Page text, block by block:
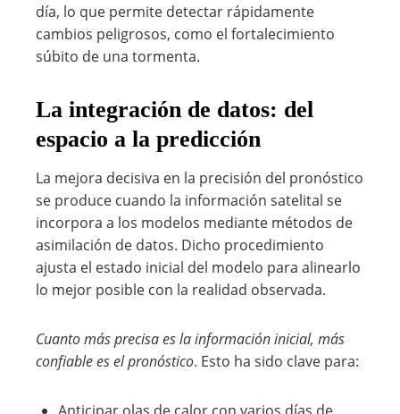
día, lo que permite detectar rápidamente
cambios peligrosos, como el fortalecimiento
súbito de una tormenta.
La integración de datos: del
espacio a la predicción
La mejora decisiva en la precisión del pronóstico
se produce cuando la información satelital se
incorpora a los modelos mediante métodos de
asimilación de datos. Dicho procedimiento
ajusta el estado inicial del modelo para alinearlo
lo mejor posible con la realidad observada.
Cuanto más precisa es la información inicial, más
confiable es el pronóstico. Esto ha sido clave para: